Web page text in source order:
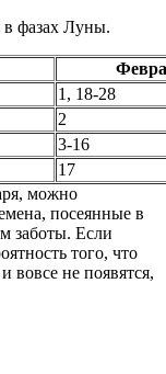
в фазах Луны.
1, 18-28
2
3-16
17
можно
посеянные в
заботы. Если
того, что
вовсе не появятся,